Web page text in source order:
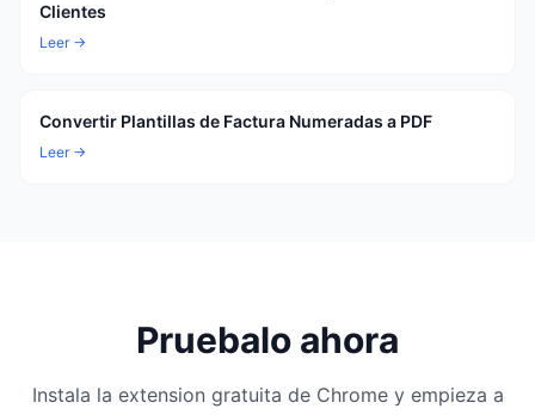
Clientes
Leer →
Convertir Plantillas de Factura Numeradas a PDF
Leer →
Pruebalo ahora
Instala la extension gratuita de Chrome y empieza a